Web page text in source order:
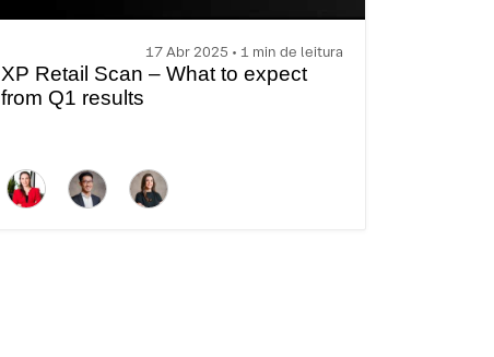
17 Abr 2025 • 1 min de leitura
XP Retail Scan – What to expect
from Q1 results